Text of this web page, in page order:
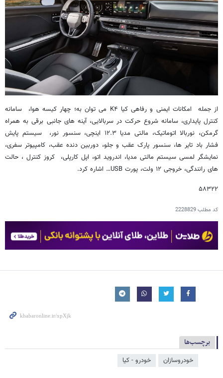
از جمله امکانات ایمنی و رفاهی کیا K۴ می توان به؛ چهار کیسه هوا، سامانه
کنترل پایداری، سامانه شروع حرکت در سربالایی، آینه های جانبی برقی به همراه
گرمکن، نوربالا اتوماتیک، مالتی مدیا ۱۲.۳ اینچی، سنسور نور، سیستم پایش
فشار باد تایر ها، سنسور پارک عقب و جلو، دوربین دنده عقب، کامپیوتر سفری،
نمایشگر لمسی سیستم مالتی مدیا، اندروید اتو، اپل کارپلی، کروز کنترل ، حالت
های رانندگی، خروجی ۱۲ ولت، پورت USB… اشاره کرد.
۵۸۳۲۲
کد مطلب2228829
برچسب‌ها
خودروسازان خودرو - کیا